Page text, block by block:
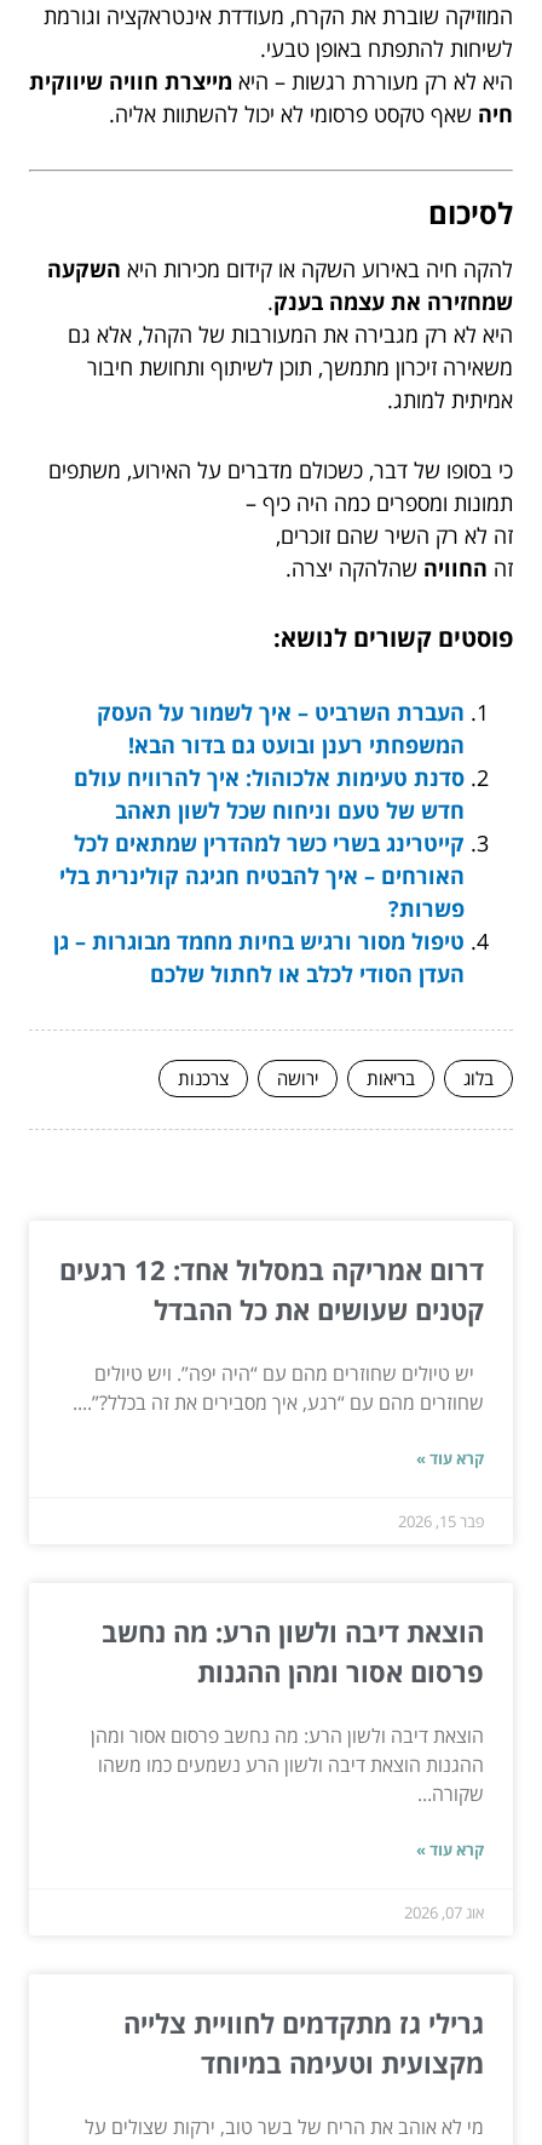
המוזיקה שוברת את הקרח, מעודדת אינטראקציה וגורמת
לשיחות להתפתח באופן טבעי.
היא לא רק מעוררת רגשות – היא מייצרת חוויה שיווקית
חיה שאף טקסט פרסומי לא יכול להשתוות אליה.
לסיכום
להקה חיה באירוע השקה או קידום מכירות היא השקעה
שמחזירה את עצמה בענק.
היא לא רק מגבירה את המעורבות של הקהל, אלא גם
משאירה זיכרון מתמשך, תוכן לשיתוף ותחושת חיבור
אמיתית למותג.
כי בסופו של דבר, כשכולם מדברים על האירוע, משתפים
תמונות ומספרים כמה היה כיף –
זה לא רק השיר שהם זוכרים,
זה החוויה שהלהקה יצרה.
פוסטים קשורים לנושא:
העברת השרביט – איך לשמור על העסק
המשפחתי רענן ובועט גם בדור הבא!
סדנת טעימות אלכוהול: איך להרוויח עולם
חדש של טעם וניחוח שכל לשון תאהב
קייטרינג בשרי כשר למהדרין שמתאים לכל
האורחים – איך להבטיח חגיגה קולינרית בלי
פשרות?
טיפול מסור ורגיש בחיות מחמד מבוגרות – גן
העדן הסודי לכלב או לחתול שלכם
בלוג בריאות ירושה צרכנות
דרום אמריקה במסלול אחד: 12 רגעים
קטנים שעושים את כל ההבדל
יש טיולים שחוזרים מהם עם “היה יפה”. ויש טיולים
שחוזרים מהם עם “רגע, איך מסבירים את זה בכלל?”....
קרא עוד »
פבר 15, 2026
הוצאת דיבה ולשון הרע: מה נחשב
פרסום אסור ומהן ההגנות
הוצאת דיבה ולשון הרע: מה נחשב פרסום אסור ומהן
ההגנות הוצאת דיבה ולשון הרע נשמעים כמו משהו
שקורה...
קרא עוד »
אוג 07, 2026
גרילי גז מתקדמים לחוויית צלייה
מקצועית וטעימה במיוחד
מי לא אוהב את הריח של בשר טוב, ירקות שצולים על